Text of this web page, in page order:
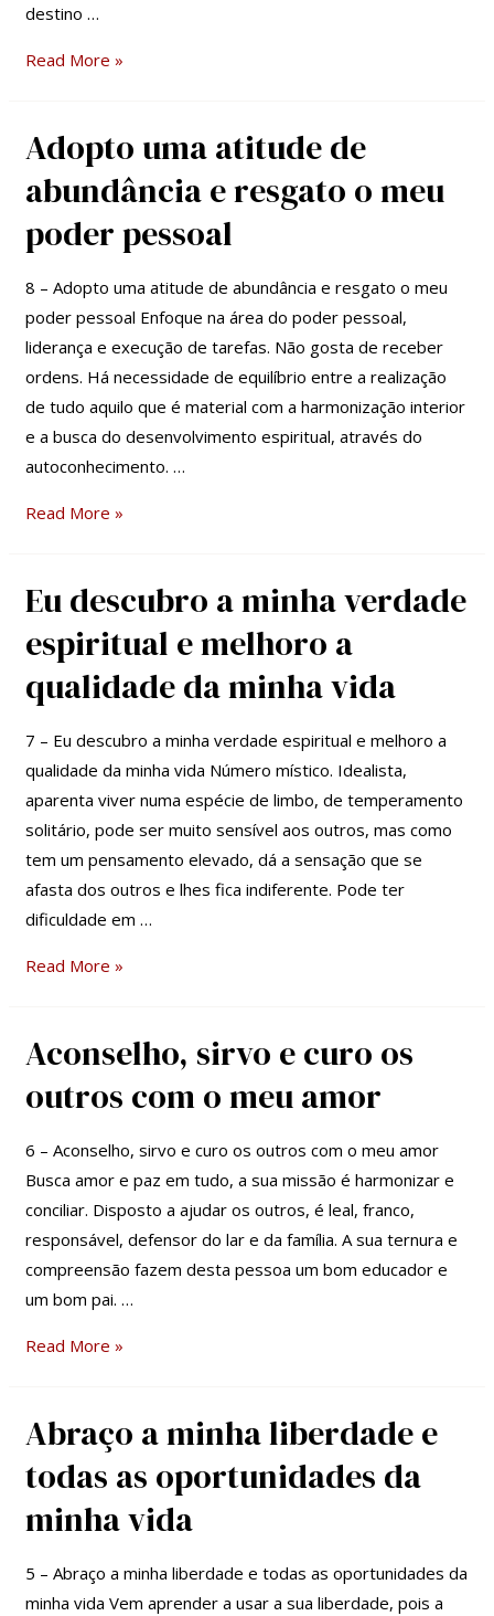
destino …
Read More »
Adopto uma atitude de
abundância e resgato o meu
poder pessoal
8 – Adopto uma atitude de abundância e resgato o meu
poder pessoal Enfoque na área do poder pessoal,
liderança e execução de tarefas. Não gosta de receber
ordens. Há necessidade de equilíbrio entre a realização
de tudo aquilo que é material com a harmonização interior
e a busca do desenvolvimento espiritual, através do
autoconhecimento. …
Adopto
atitude
de
abundância
e
resgato
o
meu
poder
pessoal
Read More »
Eu descubro a minha verdade
espiritual e melhoro a
qualidade da minha vida
7 – Eu descubro a minha verdade espiritual e melhoro a
qualidade da minha vida Número místico. Idealista,
aparenta viver numa espécie de limbo, de temperamento
solitário, pode ser muito sensível aos outros, mas como
tem um pensamento elevado, dá a sensação que se
afasta dos outros e lhes fica indiferente. Pode ter
dificuldade em …
Eu
a
minha
verdade
espiritual
e
melhoro
a
qualidade
da
minha
Read More »
Aconselho, sirvo e curo os
outros com o meu amor
6 – Aconselho, sirvo e curo os outros com o meu amor
Busca amor e paz em tudo, a sua missão é harmonizar e
conciliar. Disposto a ajudar os outros, é leal, franco,
responsável, defensor do lar e da família. A sua ternura e
compreensão fazem desta pessoa um bom educador e
um bom pai. …
Aconselho,
e
meu
Read More »
Abraço a minha liberdade e
todas as oportunidades da
minha vida
5 – Abraço a minha liberdade e todas as oportunidades da
minha vida Vem aprender a usar a sua liberdade, pois a
Abraço
minha
liberdade
todas
as